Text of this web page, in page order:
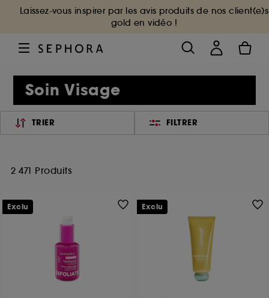
Laissez-vous inspirer par les avis produits de nos client(e)s
gold en vidéo !
Soin Visage
TRIER FILTRER
2 471 Produits
Exclu Exclu